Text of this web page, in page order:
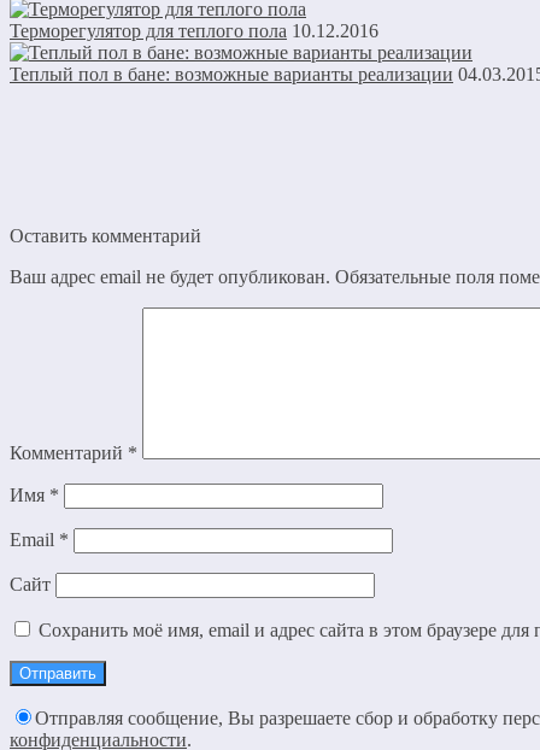
Терморегулятор для теплого пола 10.12.2016
Теплый пол в бане: возможные варианты реализации
Оставить комментарий
Ваш адрес email не будет опубликован. Обязательные поля
Комментарий *
Имя *
Email *
Сайт
Сохранить моё имя, email и адрес сайта в этом браузере
Отправляя сообщение, Вы разрешаете сбор и обработку
конфиденциальности.